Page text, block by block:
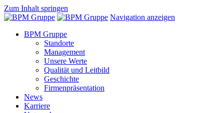
Zum Inhalt springen
Navigation anzeigen
BPM Gruppe
Standorte
Management
Unsere Werte
Qualität und Leitbild
Geschichte
Firmenpräsentation
News
Karriere